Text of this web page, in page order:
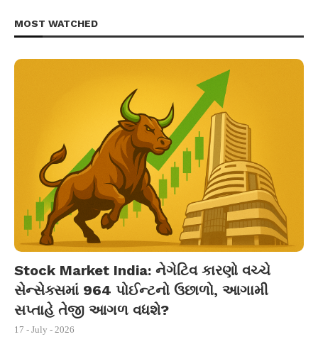
MOST WATCHED
Stock Market India: નેગેટિવ કારણો વચ્ચે
સેન્સેક્સમાં 964 પોઈન્ટનો ઉછાળો, આગામી
સપ્તાહે તેજી આગળ વધશે?
17 - July - 2026